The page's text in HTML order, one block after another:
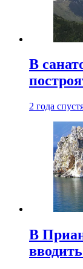
В
2 года
В